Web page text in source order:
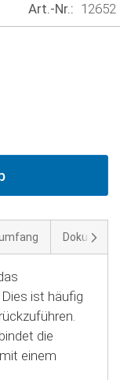
Art.-Nr.
12652
ist häufig
die
einem